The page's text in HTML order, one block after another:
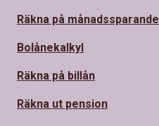
Räkna på månadssparande
Bolånekalkyl
Räkna på billån
Räkna ut pension